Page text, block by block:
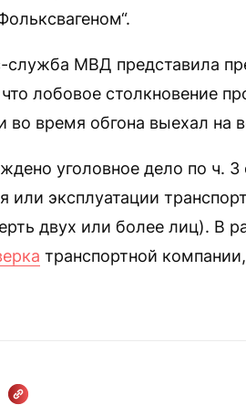
служба МВД представила
лобовое столкновение
во время обгона выехал на
уголовное дело по ч. 3
или эксплуатации
двух или более лиц). В
транспортной